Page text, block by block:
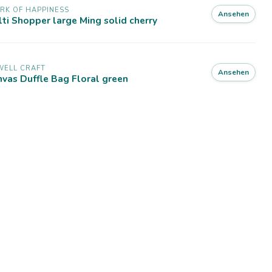
OF HAPPINESS
Shopper large Ming solid cherry Ansehen
CRAFT
Duffle Bag Floral green Ansehen